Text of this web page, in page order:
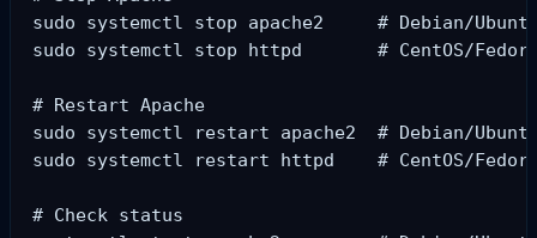
sudo systemctl stop apache2     # Debian/
sudo systemctl stop httpd       # CentOS/
# Restart Apache
sudo systemctl restart apache2  # Debian/
sudo systemctl restart httpd    # CentOS/
# Check status